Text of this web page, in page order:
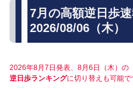
7月の高額逆日歩速
2026/08/06（木）
2026年8月7日発表、8月6日（木）の
逆日歩ランキングに切り替えも可能で